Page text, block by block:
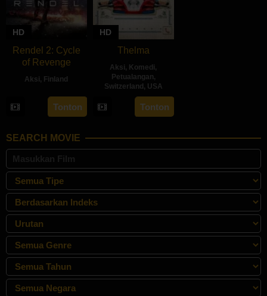
HD
Rendel 2: Cycle
of Revenge
Aksi, Finland
28
Jun
Jesse
Haaja
Tonton
HD
Thelma
Aksi, Komedi,
Petualangan,
Switzerland, USA
21
Jun
Josh
Margolin
Tonton
SEARCH MOVIE